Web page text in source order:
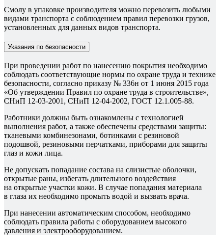
Смолу в упаковке производителя можно перевозить любыми
видами транспорта с соблюдением правил перевозки грузов,
установленных для данных видов транспорта.
Указания по безопасности
При проведении работ по нанесению покрытия необходимо
соблюдать соответствующие нормы по охране труда и технике
безопасности, согласно приказу № 336н от 1 июня 2015 года
«Об утверждении Правил по охране труда в строительстве»,
СНиП 12-03-2001, СНиП 12-04-2002, ГОСТ 12.1.005-88.
Работники должны быть ознакомлены с технологией
выполнения работ, а также обеспечены средствами защиты:
тканевыми комбинезонами, ботинками с резиновой
подошвой, резиновыми перчатками, приборами для защиты
глаз и кожи лица.
Не допускать попадание состава на слизистые оболочки,
открытые раны, избегать длительного воздействия
на открытые участки кожи. В случае попадания материала
в глаза их необходимо промыть водой и вызвать врача.
При нанесении автоматическим способом, необходимо
соблюдать правила работы с оборудованием высокого
давления и электрооборудованием.